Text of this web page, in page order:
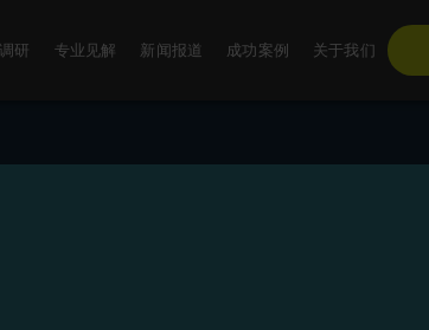
研 专业见解 新闻报道 成功案例 关于我们
麦古利国际